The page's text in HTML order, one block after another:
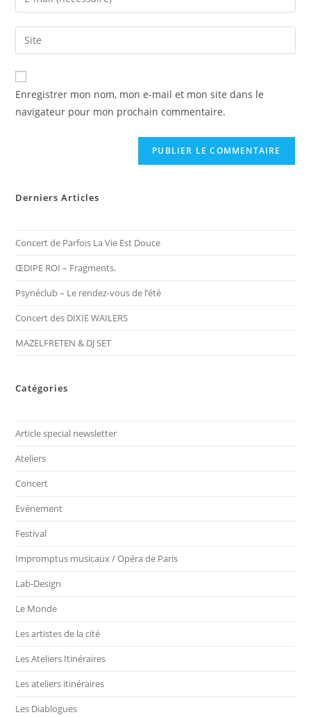
comment
your
email
address
comment
Saisir
l’URL
de
votre
(facultatif)
Enregistrer mon nom, mon e-mail et mon site dans le
navigateur pour mon prochain commentaire.
Derniers Articles
Concert de Parfois La Vie Est Douce
ŒDIPE ROI – Fragments.
Psynéclub – Le rendez-vous de l’été
Concert des DIXIE WAILERS
MAZELFRETEN & DJ SET
Catégories
Article special newsletter
Ateliers
Concert
Evènement
Festival
Impromptus musicaux / Opéra de Paris
Lab-Design
Le Monde
Les artistes de la cité
Les Ateliers Itinéraires
Les ateliers itinéraires
Les Diablogues